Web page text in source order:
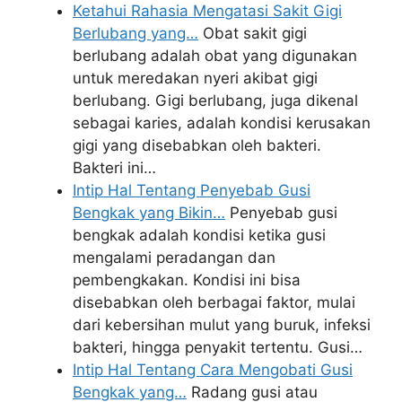
Ketahui Rahasia Mengatasi Sakit Gigi
Berlubang yang… Obat sakit gigi
berlubang adalah obat yang digunakan
untuk meredakan nyeri akibat gigi
berlubang. Gigi berlubang, juga dikenal
sebagai karies, adalah kondisi kerusakan
gigi yang disebabkan oleh bakteri.
Bakteri ini…
Intip Hal Tentang Penyebab Gusi
Bengkak yang Bikin… Penyebab gusi
bengkak adalah kondisi ketika gusi
mengalami peradangan dan
pembengkakan. Kondisi ini bisa
disebabkan oleh berbagai faktor, mulai
dari kebersihan mulut yang buruk, infeksi
bakteri, hingga penyakit tertentu. Gusi…
Intip Hal Tentang Cara Mengobati Gusi
Bengkak yang… Radang gusi atau